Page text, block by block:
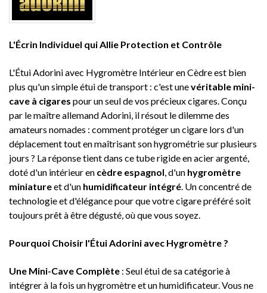
L'Écrin Individuel qui Allie Protection et Contrôle
L'Étui Adorini avec Hygromètre Intérieur en Cèdre est bien
plus qu'un simple étui de transport : c'est unevéritable mini-
cave à cigares pour un seul de vos précieux cigares. Conçu
par le maître allemand Adorini, il résout le dilemme des
amateurs nomades : comment protéger un cigare lors d'un
déplacement tout en maîtrisant son hygrométrie sur plusieurs
jours ? La réponse tient dans ce tube rigide en acier argenté,
doté d'un intérieur en cèdre espagnol, d'un hygromètre
miniatureet d'un humidificateur intégré. Un concentré de
technologie et d'élégance pour que votre cigare préféré soit
toujours prêt à être dégusté, où que vous soyez.
Pourquoi Choisir l'Étui Adorini avec Hygromètre ?
Une Mini-Cave Complète : Seul étui de sa catégorie à
intégrer à la fois un hygromètre et un humidificateur. Vous ne